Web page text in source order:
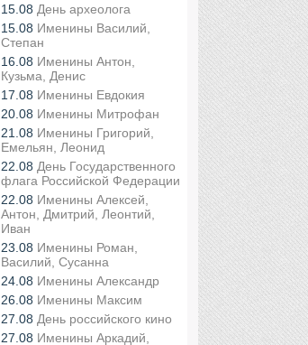
15.08 День археолога
15.08 Именины Василий,
Степан
16.08 Именины Антон,
Кузьма, Денис
17.08 Именины Евдокия
20.08 Именины Митрофан
21.08 Именины Григорий,
Емельян, Леонид
22.08 День Государственного
флага Российской Федерации
22.08 Именины Алексей,
Антон, Дмитрий, Леонтий,
Иван
23.08 Именины Роман,
Василий, Сусанна
24.08 Именины Александр
26.08 Именины Максим
27.08 День российского кино
27.08 Именины Аркадий,